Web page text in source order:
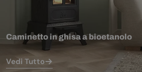
Caminetto in ghisa a bioetanolo
Vedi Tutto